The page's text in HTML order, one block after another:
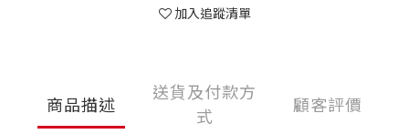
加入追蹤清單
商品描述
送貨及付款方
式
顧客評價